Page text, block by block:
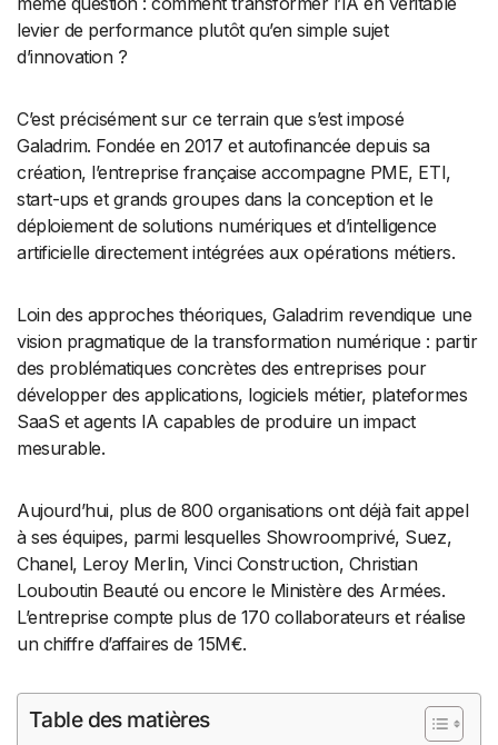
levier de performance plutôt qu’en simple sujet
d’innovation ?
C’est précisément sur ce terrain que s’est imposé
Galadrim. Fondée en 2017 et autofinancée depuis sa
création, l’entreprise française accompagne PME, ETI,
start-ups et grands groupes dans la conception et le
déploiement de solutions numériques et d’intelligence
artificielle directement intégrées aux opérations métiers.
Loin des approches théoriques, Galadrim revendique une
vision pragmatique de la transformation numérique : partir
des problématiques concrètes des entreprises pour
développer des applications, logiciels métier, plateformes
SaaS et agents IA capables de produire un impact
mesurable.
Aujourd’hui, plus de 800 organisations ont déjà fait appel
à ses équipes, parmi lesquelles Showroomprivé, Suez,
Chanel, Leroy Merlin, Vinci Construction, Christian
Louboutin Beauté ou encore le Ministère des Armées.
L’entreprise compte plus de 170 collaborateurs et réalise
un chiffre d’affaires de 15M€.
Table des matières